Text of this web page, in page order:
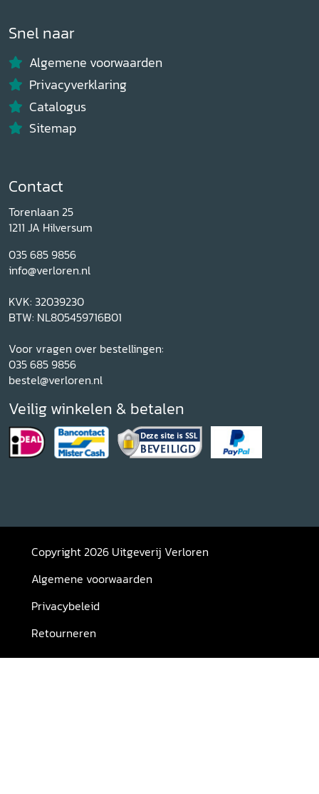
Snel naar
Algemene voorwaarden
Privacyverklaring
Catalogus
Sitemap
Contact
Torenlaan 25
1211 JA Hilversum
035 685 9856
info@verloren.nl
KVK: 32039230
BTW: NL805459716B01
Voor vragen over bestellingen:
035 685 9856
bestel@verloren.nl
Veilig winkelen & betalen
Copyright 2026 Uitgeverij Verloren
Algemene voorwaarden
Privacybeleid
Retourneren